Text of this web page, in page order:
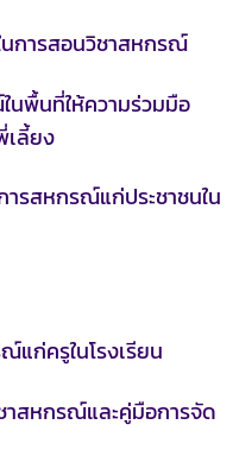
นการสอนวิชาสหกรณ์
นพื้นที่ให้ความร่วมมือ
ลี้ยง
ารสหกรณ์แก่ประชาชนใน
ก่ครูในโรงเรียน
สหกรณ์และคู่มือการจัด